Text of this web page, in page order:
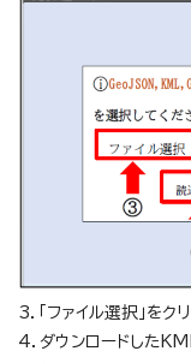
3．「ファイル選択」をク
4．ダウンロードした